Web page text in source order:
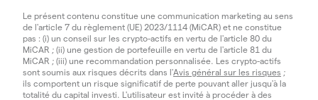
Le présent contenu constitue une communication marketing au sens
de l'article 7 du règlement (UE) 2023/1114 (MiCAR) et ne constitue
pas : (i) un conseil sur les crypto-actifs en vertu de l'article 80 du
MiCAR ; (ii) une gestion de portefeuille en vertu de l'article 81 du
MiCAR ; (iii) une recommandation personnalisée. Les crypto-actifs
sont soumis aux risques décrits dans l'Avis général sur les risques ;
ils comportent un risque significatif de perte pouvant aller jusqu'à la
totalité du capital investi. L'utilisateur est invité à procéder à des